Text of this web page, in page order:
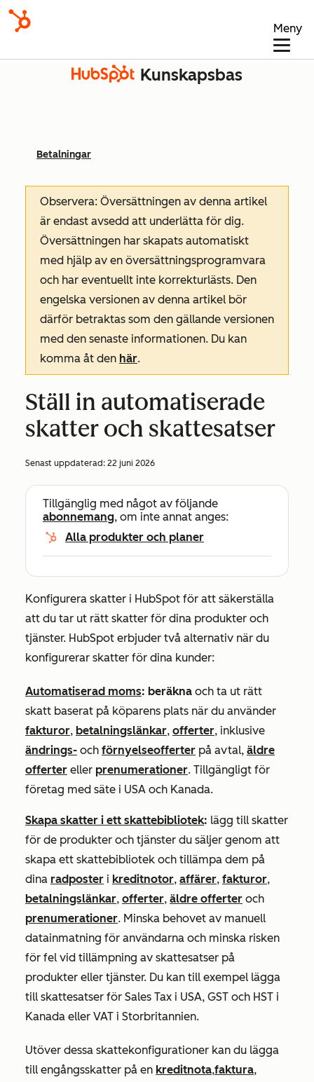
Meny
Kunskapsbas
Betalningar
Observera: Översättningen av denna artikel
är endast avsedd att underlätta för dig.
Översättningen har skapats automatiskt
med hjälp av en översättningsprogramvara
och har eventuellt inte korrekturlästs. Den
engelska versionen av denna artikel bör
därför betraktas som den gällande versionen
med den senaste informationen. Du kan
komma åt den här.
Ställ in automatiserade
skatter och skattesatser
Senast uppdaterad: 22 juni 2026
Tillgänglig med något av följande
abonnemang, om inte annat anges:
Alla produkter och planer
Konfigurera skatter i HubSpot för att säkerställa
att du tar ut rätt skatter för dina produkter och
tjänster. HubSpot erbjuder två alternativ när du
konfigurerar skatter för dina kunder:
Automatiserad moms: beräkna och ta ut rätt
skatt baserat på köparens plats när du använder
fakturor, betalningslänkar, offerter, inklusive
ändrings- och förnyelseofferter på avtal, äldre
offerter eller prenumerationer. Tillgängligt för
företag med säte i USA och Kanada.
Skapa skatter i ett skattebibliotek: lägg till skatter
för de produkter och tjänster du säljer genom att
skapa ett skattebibliotek och tillämpa dem på
dina radposter i kreditnotor, affärer, fakturor,
betalningslänkar, offerter, äldre offerter och
prenumerationer. Minska behovet av manuell
datainmatning för användarna och minska risken
för fel vid tillämpning av skattesatser på
produkter eller tjänster. Du kan till exempel lägga
till skattesatser för Sales Tax i USA, GST och HST i
Kanada eller VAT i Storbritannien.
Utöver dessa skattekonfigurationer kan du lägga
till engångsskatter på en kreditnota,faktura,